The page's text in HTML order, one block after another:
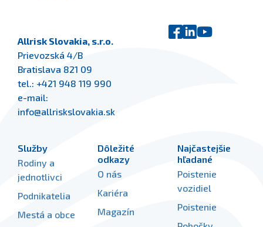
Allrisk Slovakia, s.r.o.
Prievozská 4/B
Bratislava 821 09
tel.: +421 948 119 990
e-mail:
info@allriskslovakia.sk
Služby
Rodiny a
jednotlivci
Podnikatelia
Mestá a obce
Dôležité
odkazy
O nás
Kariéra
Magazín
Najčastejšie
hľadané
Poistenie
vozidiel
Poistenie